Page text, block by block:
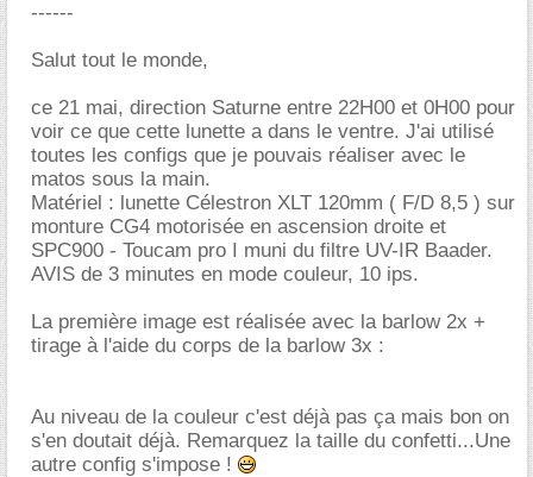
------
Salut tout le monde,
ce 21 mai, direction Saturne entre 22H00 et 0H00 pour
voir ce que cette lunette a dans le ventre. J'ai utilisé
toutes les configs que je pouvais réaliser avec le
matos sous la main.
Matériel : lunette Célestron XLT 120mm ( F/D 8,5 ) sur
monture CG4 motorisée en ascension droite et
SPC900 - Toucam pro I muni du filtre UV-IR Baader.
AVIS de 3 minutes en mode couleur, 10 ips.
La première image est réalisée avec la barlow 2x +
tirage à l'aide du corps de la barlow 3x :
Au niveau de la couleur c'est déjà pas ça mais bon on
s'en doutait déjà. Remarquez la taille du confetti...Une
autre config s'impose !